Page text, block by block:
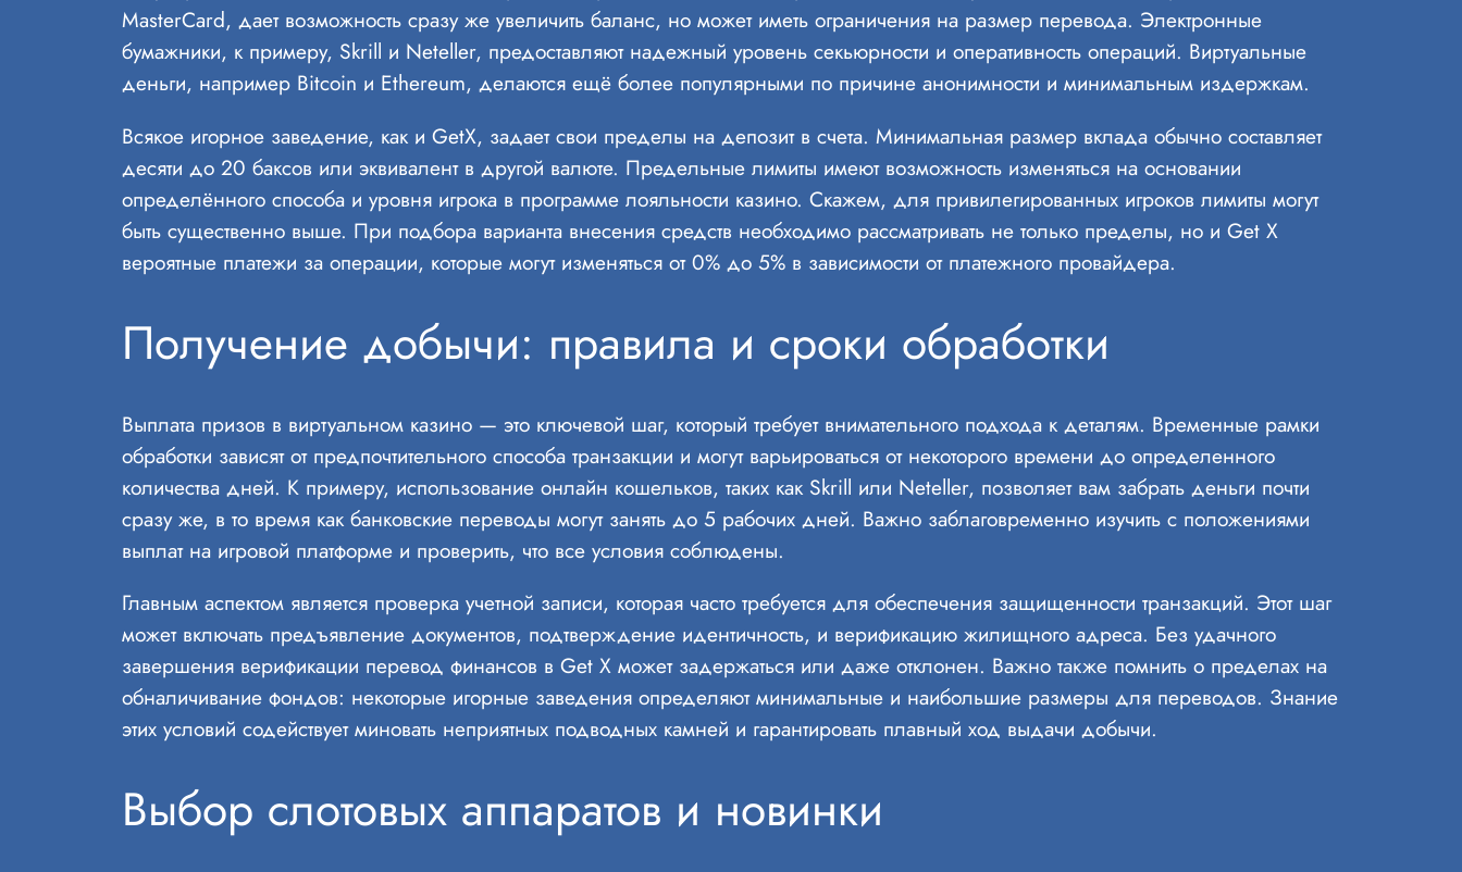
MasterCard, дает возможность сразу же увеличить баланс, но может иметь ограничения на размер перевода. Электронные
бумажники, к примеру, Skrill и Neteller, предоставляют надежный уровень секьюрности и оперативность операций. Виртуальные
деньги, например Bitcoin и Ethereum, делаются ещё более популярными по причине анонимности и минимальным издержкам.
Всякое игорное заведение, как и GetX, задает свои пределы на депозит в счета. Минимальная размер вклада обычно составляет
десяти до 20 баксов или эквивалент в другой валюте. Предельные лимиты имеют возможность изменяться на основании
определённого способа и уровня игрока в программе лояльности казино. Скажем, для привилегированных игроков лимиты могут
быть существенно выше. При подбора варианта внесения средств необходимо рассматривать не только пределы, но и Get X
вероятные платежи за операции, которые могут изменяться от 0% до 5% в зависимости от платежного провайдера.
Получение добычи: правила и сроки обработки
Выплата призов в виртуальном казино — это ключевой шаг, который требует внимательного подхода к деталям. Временные рамки
обработки зависят от предпочтительного способа транзакции и могут варьироваться от некоторого времени до определенного
количества дней. К примеру, использование онлайн кошельков, таких как Skrill или Neteller, позволяет вам забрать деньги почти
сразу же, в то время как банковские переводы могут занять до 5 рабочих дней. Важно заблаговременно изучить с положениями
выплат на игровой платформе и проверить, что все условия соблюдены.
Главным аспектом является проверка учетной записи, которая часто требуется для обеспечения защищенности транзакций. Этот шаг
может включать предъявление документов, подтверждение идентичность, и верификацию жилищного адреса. Без удачного
завершения верификации перевод финансов в Get X может задержаться или даже отклонен. Важно также помнить о пределах на
обналичивание фондов: некоторые игорные заведения определяют минимальные и наибольшие размеры для переводов. Знание
этих условий содействует миновать неприятных подводных камней и гарантировать плавный ход выдачи добычи.
Выбор слотовых аппаратов и новинки